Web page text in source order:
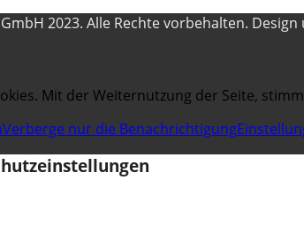
2023. Alle Rechte vorbehalten.
Mit der Weiternutzung der Seite,
Verberge nur die Benachrichtigung